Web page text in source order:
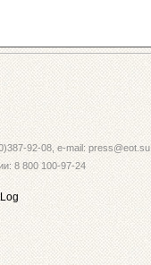
92-08, e-mail: press@eot.su
8 800 100-97-24